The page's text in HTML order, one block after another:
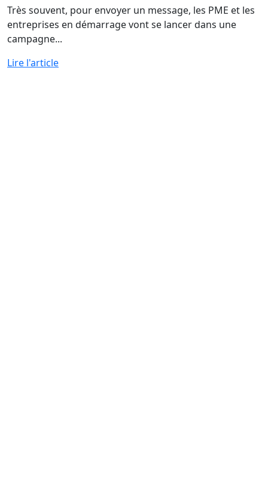
Très souvent, pour envoyer un message, les PME et les
entreprises en démarrage vont se lancer dans une
campagne...
Lire l'article